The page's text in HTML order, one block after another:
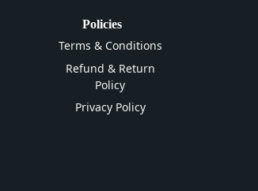
Policies
Terms & Conditions
Refund & Return
Policy
Privacy Policy